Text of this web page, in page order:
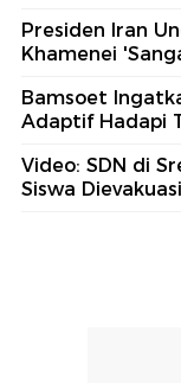
Presiden Iran
Khamenei
Bamsoet
Adaptif Hadapi
Video: SDN di
Siswa Dievakuasi